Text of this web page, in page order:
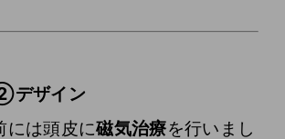
デザイン
には頭皮に磁気治療を行いまし